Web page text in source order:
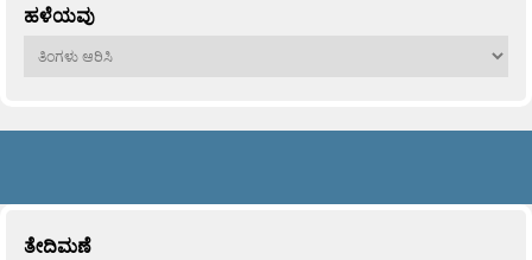
ಹಳೆಯವು
ಹಳೆಯವು
ತೇದಿಮಣೆ